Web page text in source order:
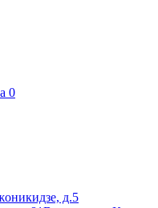
0
д.5